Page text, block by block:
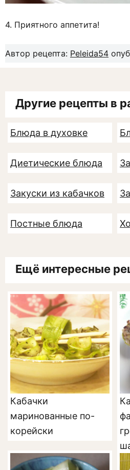
4. Приятного аппетита!
Автор рецепта: Peleida54
Другие рецепты в
Блюда в духовке
Диетические блюда
Закуски из кабачков
Постные блюда
Ещё интересные
Кабачки
маринованные по-
корейски